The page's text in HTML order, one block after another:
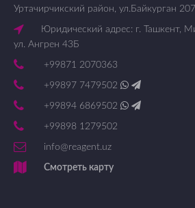
Уртачирчикский район, ул.Байкурган 207
Юридический адрес: г. Ташкент,
ул. Ангрен 43Б
+99871 2070363
+99897 7479502
+99894 6869502
+99898 1279502
info@reagent.uz
Смотреть карту